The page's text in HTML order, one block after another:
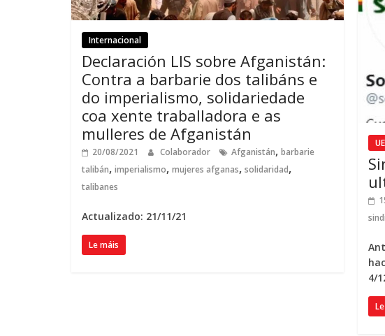
Internacional
Declaración LIS sobre Afganistán:
Contra a barbarie dos talibáns e
do imperialismo, solidariedade
coa xente traballadora e as
mulleres de Afganistán
20/08/2021 Colaborador Afganistán, barbarie
talibán, imperialismo, mujeres afganas, solidaridad,
talibanes
Actualizado: 21/11/21
Le máis
4/